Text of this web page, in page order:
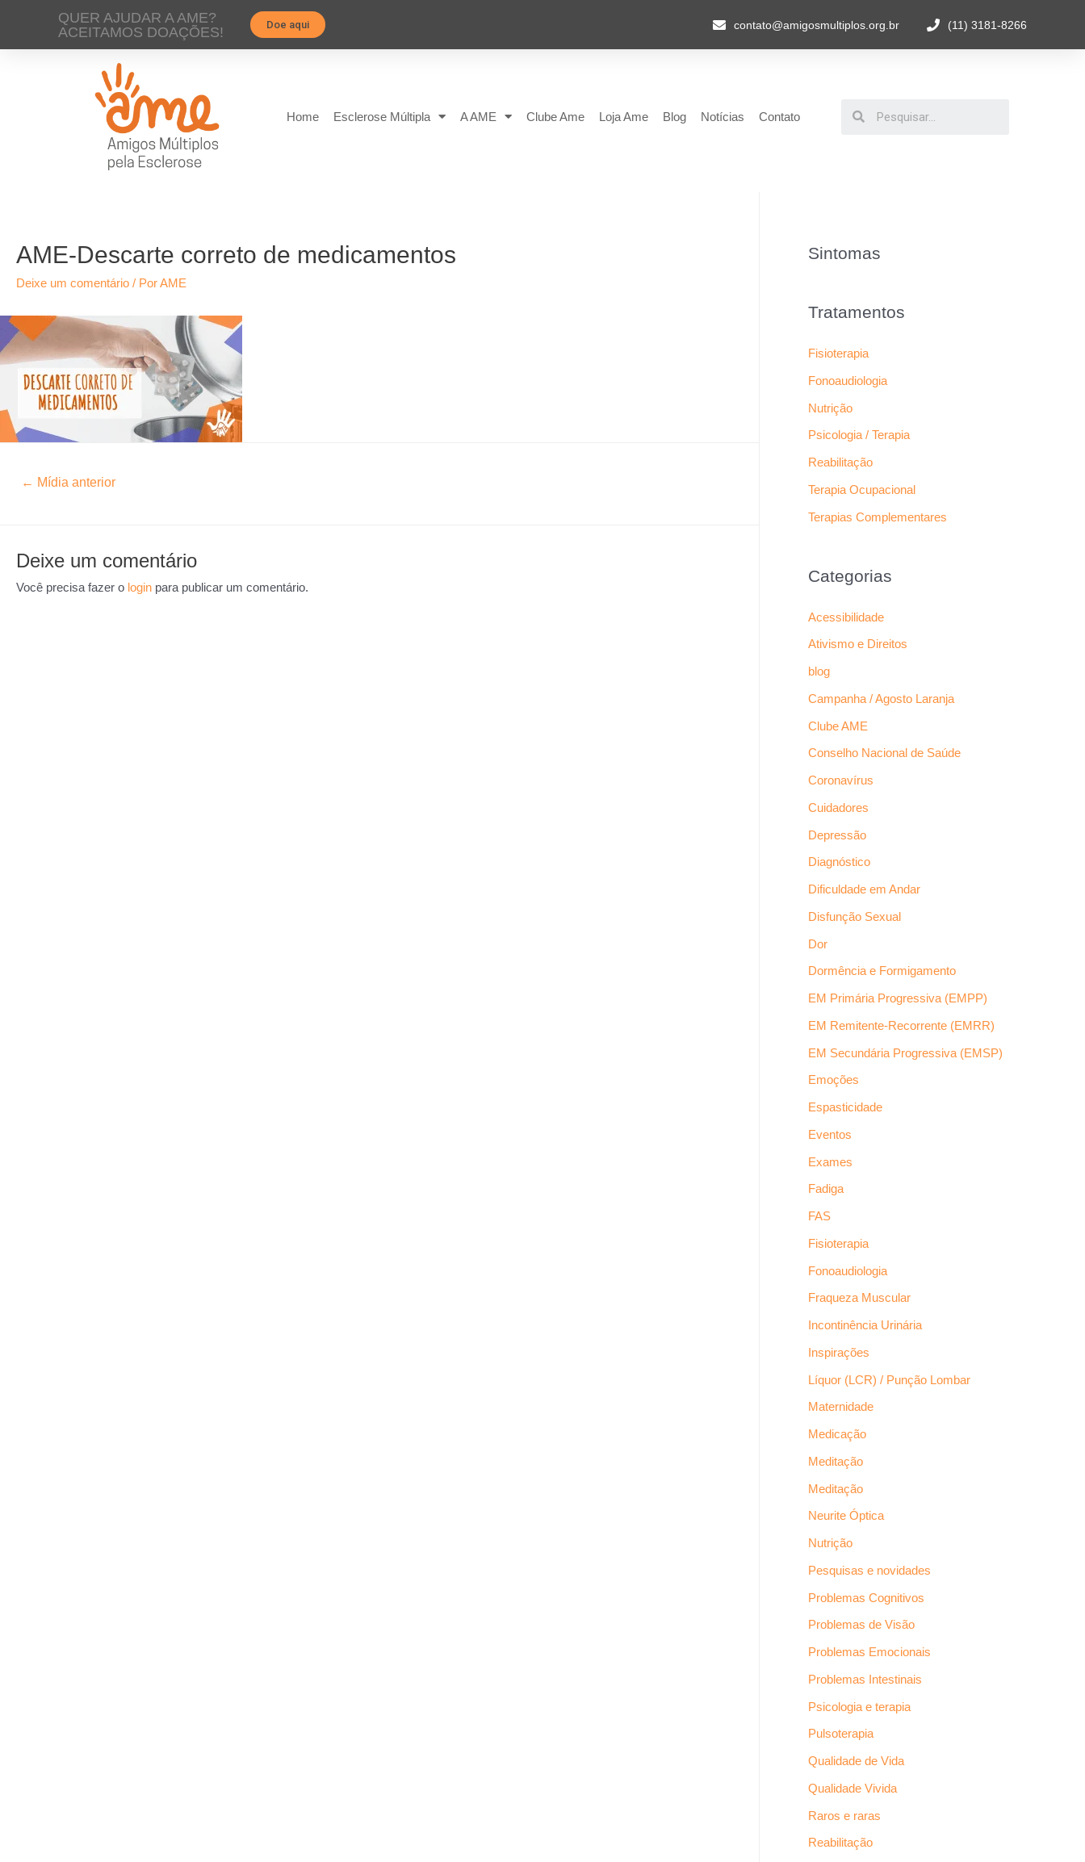
QUER AJUDAR A AME?
ACEITAMOS DOAÇÕES!
Doe aqui contato@amigosmultiplos.org.br (11) 3181-8266
Home Esclerose Múltipla A AME Clube Ame Loja Ame Blog Notícias Contato
AME-Descarte correto de medicamentos
Deixe um comentário / PorAME
← Mídia anterior
Deixe um comentário
Você precisa fazer o login para publicar um comentário.
Sintomas
Tratamentos
Fisioterapia
Fonoaudiologia
Nutrição
Psicologia / Terapia
Reabilitação
Terapia Ocupacional
Terapias Complementares
Categorias
Acessibilidade
Ativismo e Direitos
blog
Campanha / Agosto Laranja
Clube AME
Conselho Nacional de Saúde
Coronavírus
Cuidadores
Depressão
Diagnóstico
Dificuldade em Andar
Disfunção Sexual
Dor
Dormência e Formigamento
EM Primária Progressiva (EMPP)
EM Remitente-Recorrente (EMRR)
EM Secundária Progressiva (EMSP)
Emoções
Espasticidade
Eventos
Exames
Fadiga
FAS
Fisioterapia
Fonoaudiologia
Fraqueza Muscular
Incontinência Urinária
Inspirações
Líquor (LCR) / Punção Lombar
Maternidade
Medicação
Meditação
Meditação
Neurite Óptica
Nutrição
Pesquisas e novidades
Problemas Cognitivos
Problemas de Visão
Problemas Emocionais
Problemas Intestinais
Psicologia e terapia
Pulsoterapia
Qualidade de Vida
Qualidade Vivida
Raros e raras
Reabilitação